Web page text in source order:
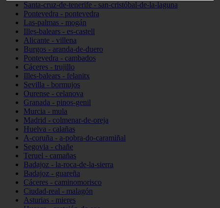
Santa-cruz-de-tenerife - san-cristóbal-de-la-laguna
Pontevedra - pontevedra
Las-palmas - mogán
Illes-balears - es-castell
Alicante - villena
Burgos - aranda-de-duero
Pontevedra - cambados
Cáceres - trujillo
Illes-balears - felanitx
Sevilla - bormujos
Ourense - celanova
Granada - pinos-genil
Murcia - mula
Madrid - colmenar-de-oreja
Huelva - calañas
A-coruña - a-pobra-do-caramiñal
Segovia - chañe
Teruel - camañas
Badajoz - la-roca-de-la-sierra
Badajoz - guareña
Cáceres - caminomorisco
Ciudad-real - malagón
Asturias - mieres